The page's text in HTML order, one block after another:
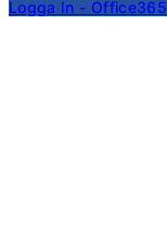
Logga In - Office365